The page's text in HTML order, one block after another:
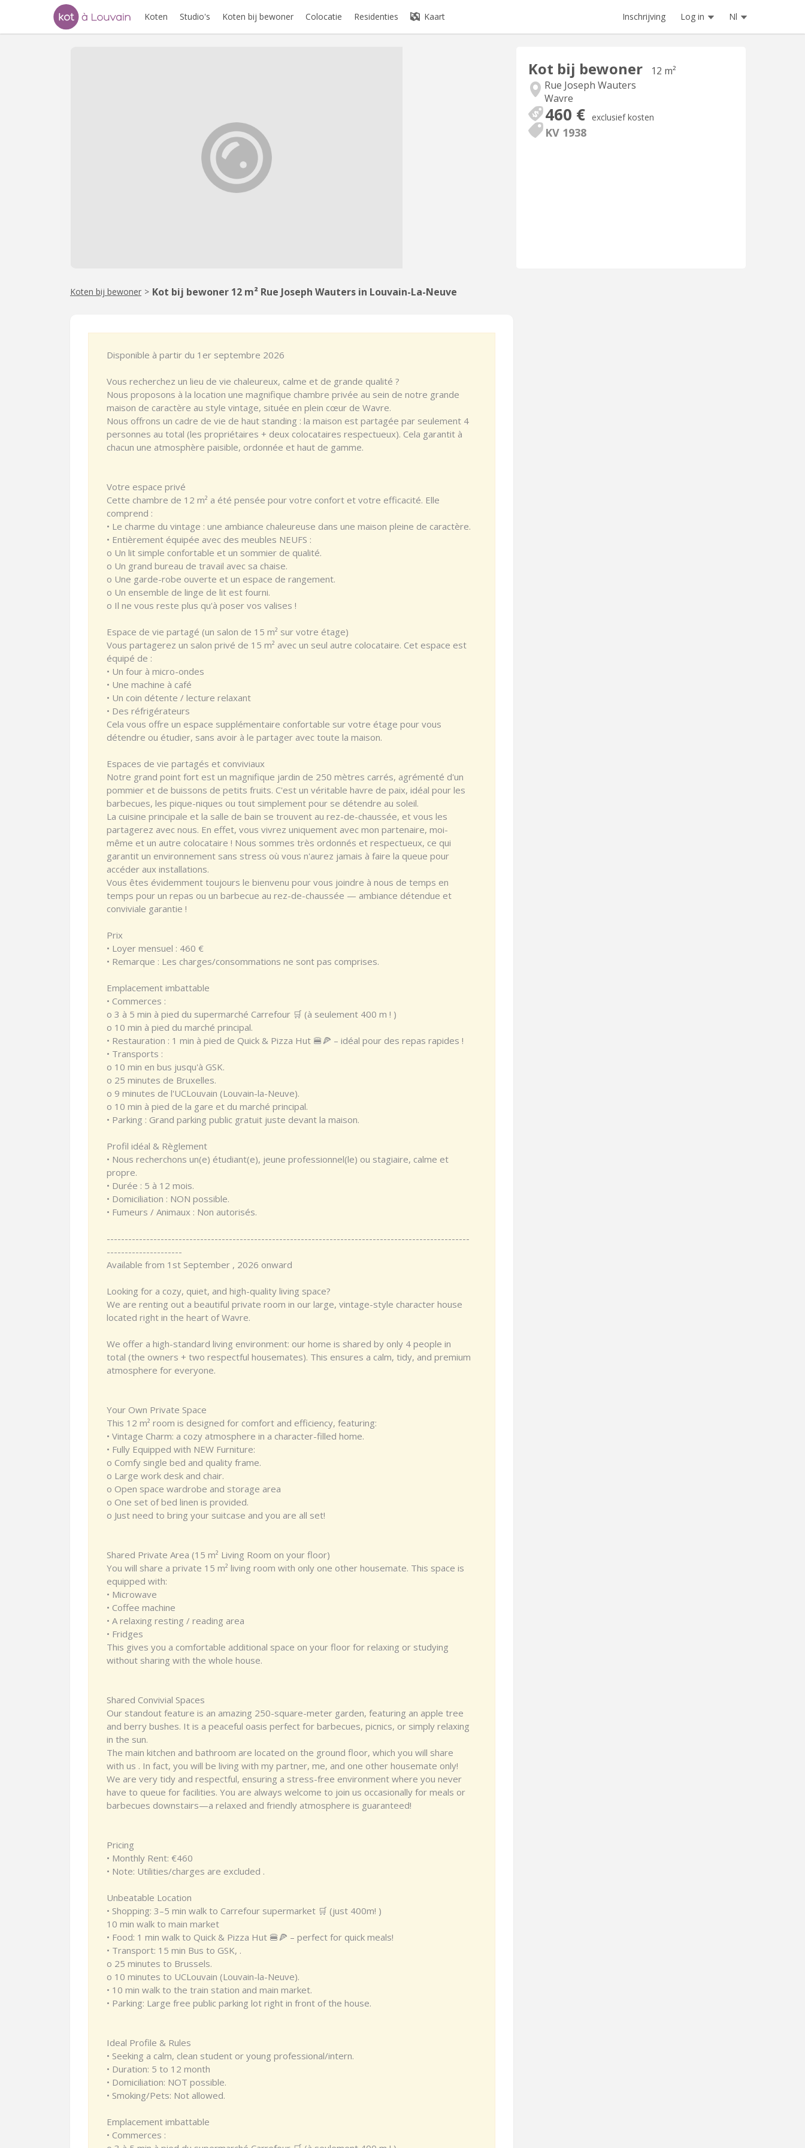
Koten Studio's Koten bij bewoner Colocatie Residenties Kaart Inschrijving Log in Nl
Kot bij bewoner
12 m²
Rue Joseph Wauters
Wavre
460 € exclusief kosten
KV 1938
Koten bij bewoner > Kot bij bewoner 12 m² Rue Joseph Wauters in Louvain-La-Neuve
Disponible à partir du 1er septembre 2026
Vous recherchez un lieu de vie chaleureux, calme et de grande qualité ?
Nous proposons à la location une magnifique chambre privée au sein de notre grande
maison de caractère au style vintage, située en plein cœur de Wavre.
Nous offrons un cadre de vie de haut standing : la maison est partagée par seulement 4
personnes au total (les propriétaires + deux colocataires respectueux). Cela garantit à
chacun une atmosphère paisible, ordonnée et haut de gamme.
Votre espace privé
Cette chambre de 12 m² a été pensée pour votre confort et votre efficacité. Elle
comprend :
• Le charme du vintage : une ambiance chaleureuse dans une maison pleine de caractère.
• Entièrement équipée avec des meubles NEUFS :
o Un lit simple confortable et un sommier de qualité.
o Un grand bureau de travail avec sa chaise.
o Une garde-robe ouverte et un espace de rangement.
o Un ensemble de linge de lit est fourni.
o Il ne vous reste plus qu'à poser vos valises !
Espace de vie partagé (un salon de 15 m² sur votre étage)
Vous partagerez un salon privé de 15 m² avec un seul autre colocataire. Cet espace est
équipé de :
• Un four à micro-ondes
• Une machine à café
• Un coin détente / lecture relaxant
• Des réfrigérateurs
Cela vous offre un espace supplémentaire confortable sur votre étage pour vous
détendre ou étudier, sans avoir à le partager avec toute la maison.
Espaces de vie partagés et conviviaux
Notre grand point fort est un magnifique jardin de 250 mètres carrés, agrémenté d'un
pommier et de buissons de petits fruits. C'est un véritable havre de paix, idéal pour les
barbecues, les pique-niques ou tout simplement pour se détendre au soleil.
La cuisine principale et la salle de bain se trouvent au rez-de-chaussée, et vous les
partagerez avec nous. En effet, vous vivrez uniquement avec mon partenaire, moi-
même et un autre colocataire ! Nous sommes très ordonnés et respectueux, ce qui
garantit un environnement sans stress où vous n'aurez jamais à faire la queue pour
accéder aux installations.
Vous êtes évidemment toujours le bienvenu pour vous joindre à nous de temps en
temps pour un repas ou un barbecue au rez-de-chaussée — ambiance détendue et
conviviale garantie !
Prix
• Loyer mensuel : 460 €
• Remarque : Les charges/consommations ne sont pas comprises.
Emplacement imbattable
• Commerces :
o 3 à 5 min à pied du supermarché Carrefour 🛒 (à seulement 400 m ! )
o 10 min à pied du marché principal.
• Restauration : 1 min à pied de Quick & Pizza Hut 🍔🍕 – idéal pour des repas rapides !
• Transports :
o 10 min en bus jusqu'à GSK.
o 25 minutes de Bruxelles.
o 9 minutes de l'UCLouvain (Louvain-la-Neuve).
o 10 min à pied de la gare et du marché principal.
• Parking : Grand parking public gratuit juste devant la maison.
Profil idéal & Règlement
• Nous recherchons un(e) étudiant(e), jeune professionnel(le) ou stagiaire, calme et
propre.
• Durée : 5 à 12 mois.
• Domiciliation : NON possible.
• Fumeurs / Animaux : Non autorisés.
-----------------------------------------------------------------------------------------------------
---------------------
Available from 1st September , 2026 onward
Looking for a cozy, quiet, and high-quality living space?
We are renting out a beautiful private room in our large, vintage-style character house
located right in the heart of Wavre.
We offer a high-standard living environment: our home is shared by only 4 people in
total (the owners + two respectful housemates). This ensures a calm, tidy, and premium
atmosphere for everyone.
Your Own Private Space
This 12 m² room is designed for comfort and efficiency, featuring:
• Vintage Charm: a cozy atmosphere in a character-filled home.
• Fully Equipped with NEW Furniture:
o Comfy single bed and quality frame.
o Large work desk and chair.
o Open space wardrobe and storage area
o One set of bed linen is provided.
o Just need to bring your suitcase and you are all set!
Shared Private Area (15 m² Living Room on your floor)
You will share a private 15 m² living room with only one other housemate. This space is
equipped with:
• Microwave
• Coffee machine
• A relaxing resting / reading area
• Fridges
This gives you a comfortable additional space on your floor for relaxing or studying
without sharing with the whole house.
Shared Convivial Spaces
Our standout feature is an amazing 250-square-meter garden, featuring an apple tree
and berry bushes. It is a peaceful oasis perfect for barbecues, picnics, or simply relaxing
in the sun.
The main kitchen and bathroom are located on the ground floor, which you will share
with us . In fact, you will be living with my partner, me, and one other housemate only!
We are very tidy and respectful, ensuring a stress-free environment where you never
have to queue for facilities. You are always welcome to join us occasionally for meals or
barbecues downstairs—a relaxed and friendly atmosphere is guaranteed!
Pricing
• Monthly Rent: €460
• Note: Utilities/charges are excluded .
Unbeatable Location
• Shopping: 3–5 min walk to Carrefour supermarket 🛒 (just 400m! )
10 min walk to main market
• Food: 1 min walk to Quick & Pizza Hut 🍔🍕 – perfect for quick meals!
• Transport: 15 min Bus to GSK, .
o 25 minutes to Brussels.
o 10 minutes to UCLouvain (Louvain-la-Neuve).
• 10 min walk to the train station and main market.
• Parking: Large free public parking lot right in front of the house.
Ideal Profile & Rules
• Seeking a calm, clean student or young professional/intern.
• Duration: 5 to 12 month
• Domiciliation: NOT possible.
• Smoking/Pets: Not allowed.
Emplacement imbattable
• Commerces :